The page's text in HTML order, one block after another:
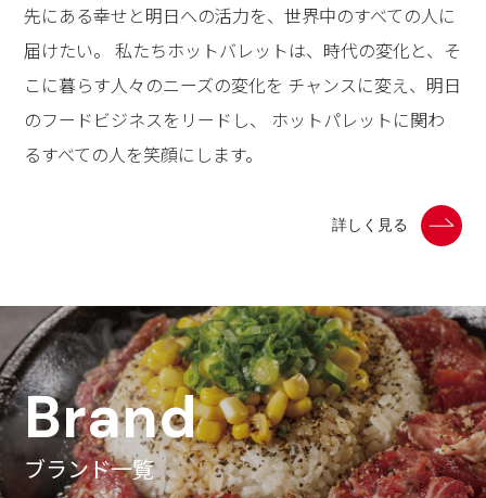
先にある幸せと明日への活力を、世界中のすべての人に
届けたい。 私たちホットバレットは、時代の変化と、そ
こに暮らす人々のニーズの変化を チャンスに変え、明日
のフードビジネスをリードし、 ホットパレットに関わ
るすべての人を笑顔にします。
詳しく見る
Brand
ブランド一覧